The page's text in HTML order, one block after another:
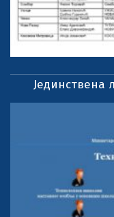
Јединствена